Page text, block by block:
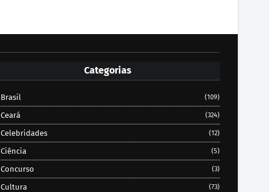
Categorias
Brasil (109)
Ceará (324)
Celebridades (12)
Ciência (5)
Concurso (3)
Cultura (73)